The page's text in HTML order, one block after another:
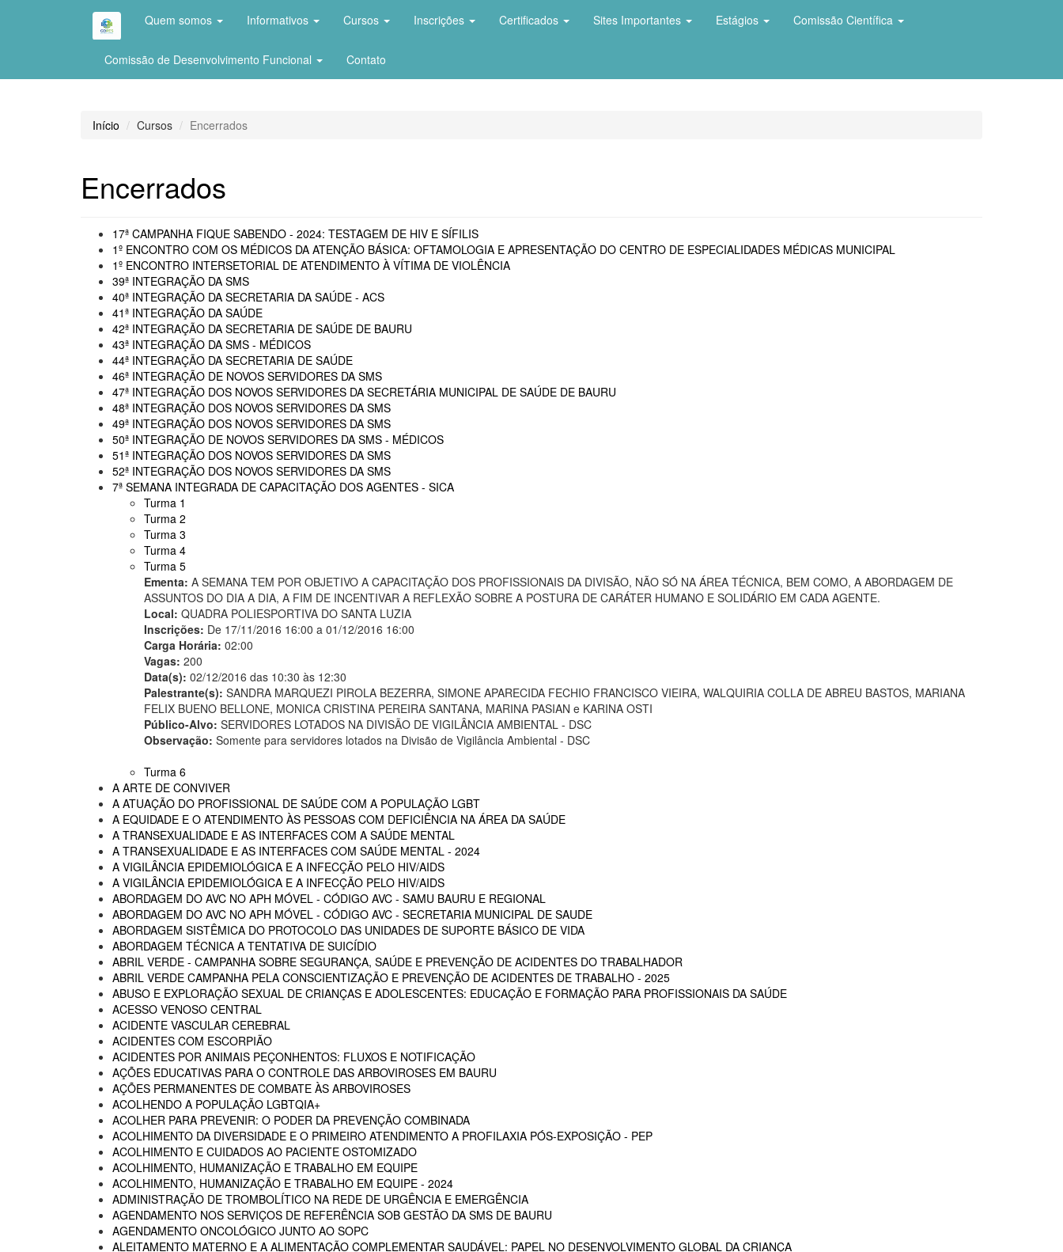
Quem somos Informativos Cursos Inscrições Certificados Sites Importantes Estágios Comissão Científica
Comissão de Desenvolvimento Funcional Contato
Início Cursos Encerrados
Encerrados
17ª CAMPANHA FIQUE SABENDO - 2024: TESTAGEM DE HIV E SÍFILIS
1º ENCONTRO COM OS MÉDICOS DA ATENÇÃO BÁSICA: OFTAMOLOGIA E APRESENTAÇÃO DO CENTRO DE ESPECIALIDADES MÉDICAS MUNICIPAL
1º ENCONTRO INTERSETORIAL DE ATENDIMENTO À VÍTIMA DE VIOLÊNCIA
39ª INTEGRAÇÃO DA SMS
40ª INTEGRAÇÃO DA SECRETARIA DA SAÚDE - ACS
41ª INTEGRAÇÃO DA SAÚDE
42ª INTEGRAÇÃO DA SECRETARIA DE SAÚDE DE BAURU
43ª INTEGRAÇÃO DA SMS - MÉDICOS
44ª INTEGRAÇÃO DA SECRETARIA DE SAÚDE
46ª INTEGRAÇÃO DE NOVOS SERVIDORES DA SMS
47ª INTEGRAÇÃO DOS NOVOS SERVIDORES DA SECRETÁRIA MUNICIPAL DE SAÚDE DE BAURU
48ª INTEGRAÇÃO DOS NOVOS SERVIDORES DA SMS
49ª INTEGRAÇÃO DOS NOVOS SERVIDORES DA SMS
50ª INTEGRAÇÃO DE NOVOS SERVIDORES DA SMS - MÉDICOS
51ª INTEGRAÇÃO DOS NOVOS SERVIDORES DA SMS
52ª INTEGRAÇÃO DOS NOVOS SERVIDORES DA SMS
7ª SEMANA INTEGRADA DE CAPACITAÇÃO DOS AGENTES - SICA
Turma 1
Turma 2
Turma 3
Turma 4
Turma 5
Ementa: A SEMANA TEM POR OBJETIVO A CAPACITAÇÃO DOS PROFISSIONAIS DA DIVISÃO, NÃO SÓ NA ÁREA TÉCNICA, BEM COMO, A ABORDAGEM DE
ASSUNTOS DO DIA A DIA, A FIM DE INCENTIVAR A REFLEXÃO SOBRE A POSTURA DE CARÁTER HUMANO E SOLIDÁRIO EM CADA AGENTE.
Local: QUADRA POLIESPORTIVA DO SANTA LUZIA
Inscrições: De 17/11/2016 16:00 a 01/12/2016 16:00
Carga Horária: 02:00
Vagas: 200
Data(s): 02/12/2016 das 10:30 às 12:30
Palestrante(s): SANDRA MARQUEZI PIROLA BEZERRA, SIMONE APARECIDA FECHIO FRANCISCO VIEIRA, WALQUIRIA COLLA DE ABREU BASTOS, MARIANA
FELIX BUENO BELLONE, MONICA CRISTINA PEREIRA SANTANA, MARINA PASIAN e KARINA OSTI
Público-Alvo: SERVIDORES LOTADOS NA DIVISÃO DE VIGILÂNCIA AMBIENTAL - DSC
Observação: Somente para servidores lotados na Divisão de Vigilância Ambiental - DSC
Turma 6
A ARTE DE CONVIVER
A ATUAÇÃO DO PROFISSIONAL DE SAÚDE COM A POPULAÇÃO LGBT
A EQUIDADE E O ATENDIMENTO ÀS PESSOAS COM DEFICIÊNCIA NA ÁREA DA SAÚDE
A TRANSEXUALIDADE E AS INTERFACES COM A SAÚDE MENTAL
A TRANSEXUALIDADE E AS INTERFACES COM SAÚDE MENTAL - 2024
A VIGILÂNCIA EPIDEMIOLÓGICA E A INFECÇÃO PELO HIV/AIDS
A VIGILÂNCIA EPIDEMIOLÓGICA E A INFECÇÃO PELO HIV/AIDS
ABORDAGEM DO AVC NO APH MÓVEL - CÓDIGO AVC - SAMU BAURU E REGIONAL
ABORDAGEM DO AVC NO APH MÓVEL - CÓDIGO AVC - SECRETARIA MUNICIPAL DE SAUDE
ABORDAGEM SISTÊMICA DO PROTOCOLO DAS UNIDADES DE SUPORTE BÁSICO DE VIDA
ABORDAGEM TÉCNICA A TENTATIVA DE SUICÍDIO
ABRIL VERDE - CAMPANHA SOBRE SEGURANÇA, SAÚDE E PREVENÇÃO DE ACIDENTES DO TRABALHADOR
ABRIL VERDE CAMPANHA PELA CONSCIENTIZAÇÃO E PREVENÇÃO DE ACIDENTES DE TRABALHO - 2025
ABUSO E EXPLORAÇÃO SEXUAL DE CRIANÇAS E ADOLESCENTES: EDUCAÇÃO E FORMAÇÃO PARA PROFISSIONAIS DA SAÚDE
ACESSO VENOSO CENTRAL
ACIDENTE VASCULAR CEREBRAL
ACIDENTES COM ESCORPIÃO
ACIDENTES POR ANIMAIS PEÇONHENTOS: FLUXOS E NOTIFICAÇÃO
AÇÕES EDUCATIVAS PARA O CONTROLE DAS ARBOVIROSES EM BAURU
AÇÕES PERMANENTES DE COMBATE ÀS ARBOVIROSES
ACOLHENDO A POPULAÇÃO LGBTQIA+
ACOLHER PARA PREVENIR: O PODER DA PREVENÇÃO COMBINADA
ACOLHIMENTO DA DIVERSIDADE E O PRIMEIRO ATENDIMENTO A PROFILAXIA PÓS-EXPOSIÇÃO - PEP
ACOLHIMENTO E CUIDADOS AO PACIENTE OSTOMIZADO
ACOLHIMENTO, HUMANIZAÇÃO E TRABALHO EM EQUIPE
ACOLHIMENTO, HUMANIZAÇÃO E TRABALHO EM EQUIPE - 2024
ADMINISTRAÇÃO DE TROMBOLÍTICO NA REDE DE URGÊNCIA E EMERGÊNCIA
AGENDAMENTO NOS SERVIÇOS DE REFERÊNCIA SOB GESTÃO DA SMS DE BAURU
AGENDAMENTO ONCOLÓGICO JUNTO AO SOPC
ALEITAMENTO MATERNO E A ALIMENTAÇÃO COMPLEMENTAR SAUDÁVEL: PAPEL NO DESENVOLVIMENTO GLOBAL DA CRIANÇA